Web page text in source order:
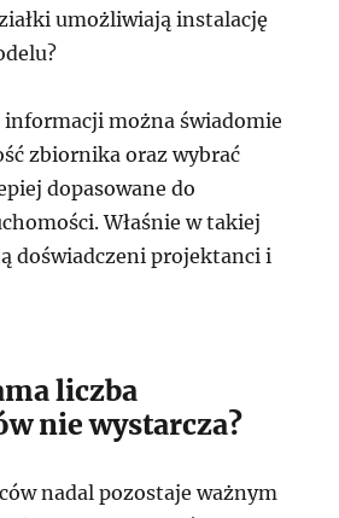
umożliwiają instalację
informacji można świadomie
zbiornika oraz wybrać
dopasowane do
Właśnie w takiej
doświadczeni projektanci i
liczba
nie wystarcza?
nadal pozostaje ważnym